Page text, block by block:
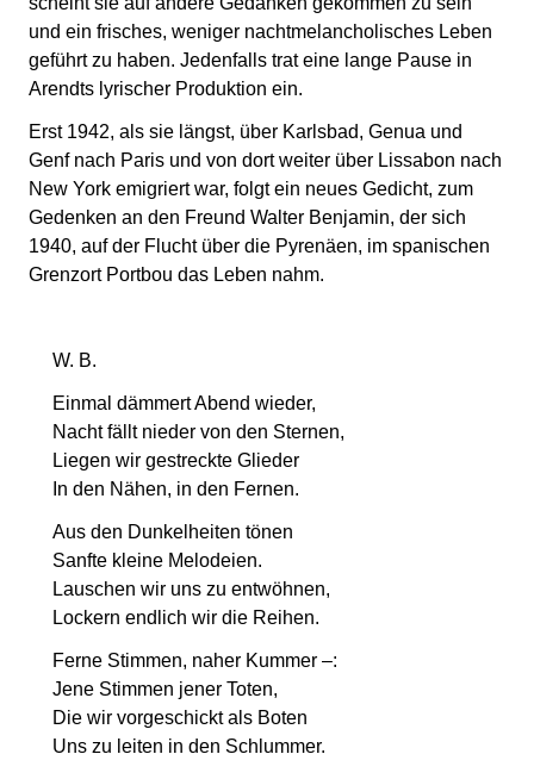
und ein frisches, weniger nachtmelancholisches Leben
geführt zu haben. Jedenfalls trat eine lange Pause in
Arendts lyrischer Produktion ein.
Erst 1942, als sie längst, über Karlsbad, Genua und
Genf nach Paris und von dort weiter über Lissabon nach
New York emigriert war, folgt ein neues Gedicht, zum
Gedenken an den Freund Walter Benjamin, der sich
1940, auf der Flucht über die Pyrenäen, im spanischen
Grenzort Portbou das Leben nahm.
W. B.
Einmal dämmert Abend wieder,
Nacht fällt nieder von den Sternen,
Liegen wir gestreckte Glieder
In den Nähen, in den Fernen.
Aus den Dunkelheiten tönen
Sanfte kleine Melodeien.
Lauschen wir uns zu entwöhnen,
Lockern endlich wir die Reihen.
Ferne Stimmen, naher Kummer –:
Jene Stimmen jener Toten,
Die wir vorgeschickt als Boten
Uns zu leiten in den Schlummer.